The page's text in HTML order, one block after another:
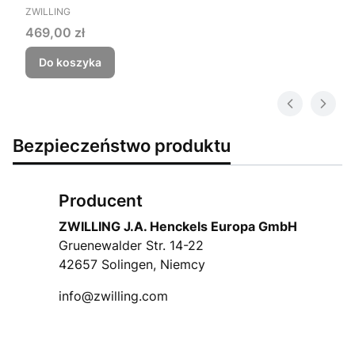
PRODUCENT
ZWILLING
Cena
469,00 zł
Do koszyka
Bezpieczeństwo produktu
Producent
ZWILLING J.A. Henckels Europa GmbH
Gruenewalder Str. 14-22
42657 Solingen, Niemcy
info@zwilling.com